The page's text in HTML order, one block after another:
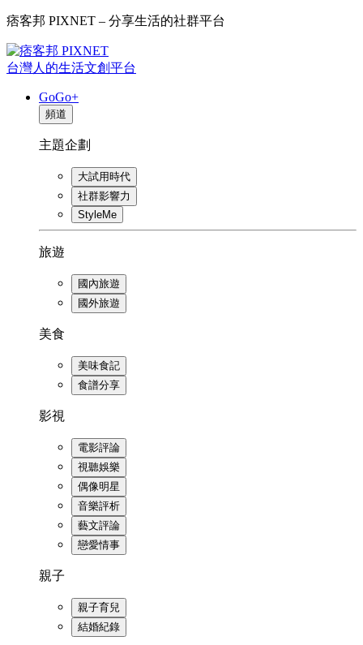
痞客邦 PIXNET – 分享生活的社群平台
台灣人的生活文創平台
GoGo+
頻道
主題企劃
大試用時代
社群影響力
StyleMe
旅遊
國內旅遊
國外旅遊
美食
美味食記
食譜分享
影視
電影評論
視聽娛樂
偶像明星
音樂評析
藝文評論
戀愛情事
親子
親子育兒
結婚紀錄